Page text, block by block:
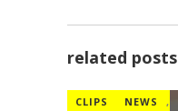
related posts
CLIPS ,
NEWS